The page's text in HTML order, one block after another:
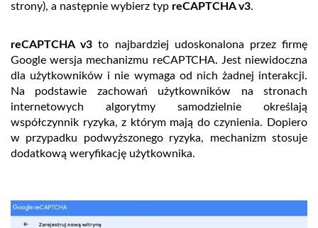
strony), a następnie wybierz typ reCAPTCHA v3.
reCAPTCHA v3 to najbardziej udoskonalona przez firmę
Google wersja mechanizmu reCAPTCHA. Jest niewidoczna
dla użytkowników i nie wymaga od nich żadnej interakcji.
Na podstawie zachowań użytkowników na stronach
internetowych algorytmy samodzielnie określają
współczynnik ryzyka, z którym mają do czynienia. Dopiero
w przypadku podwyższonego ryzyka, mechanizm stosuje
dodatkową weryfikację użytkownika.